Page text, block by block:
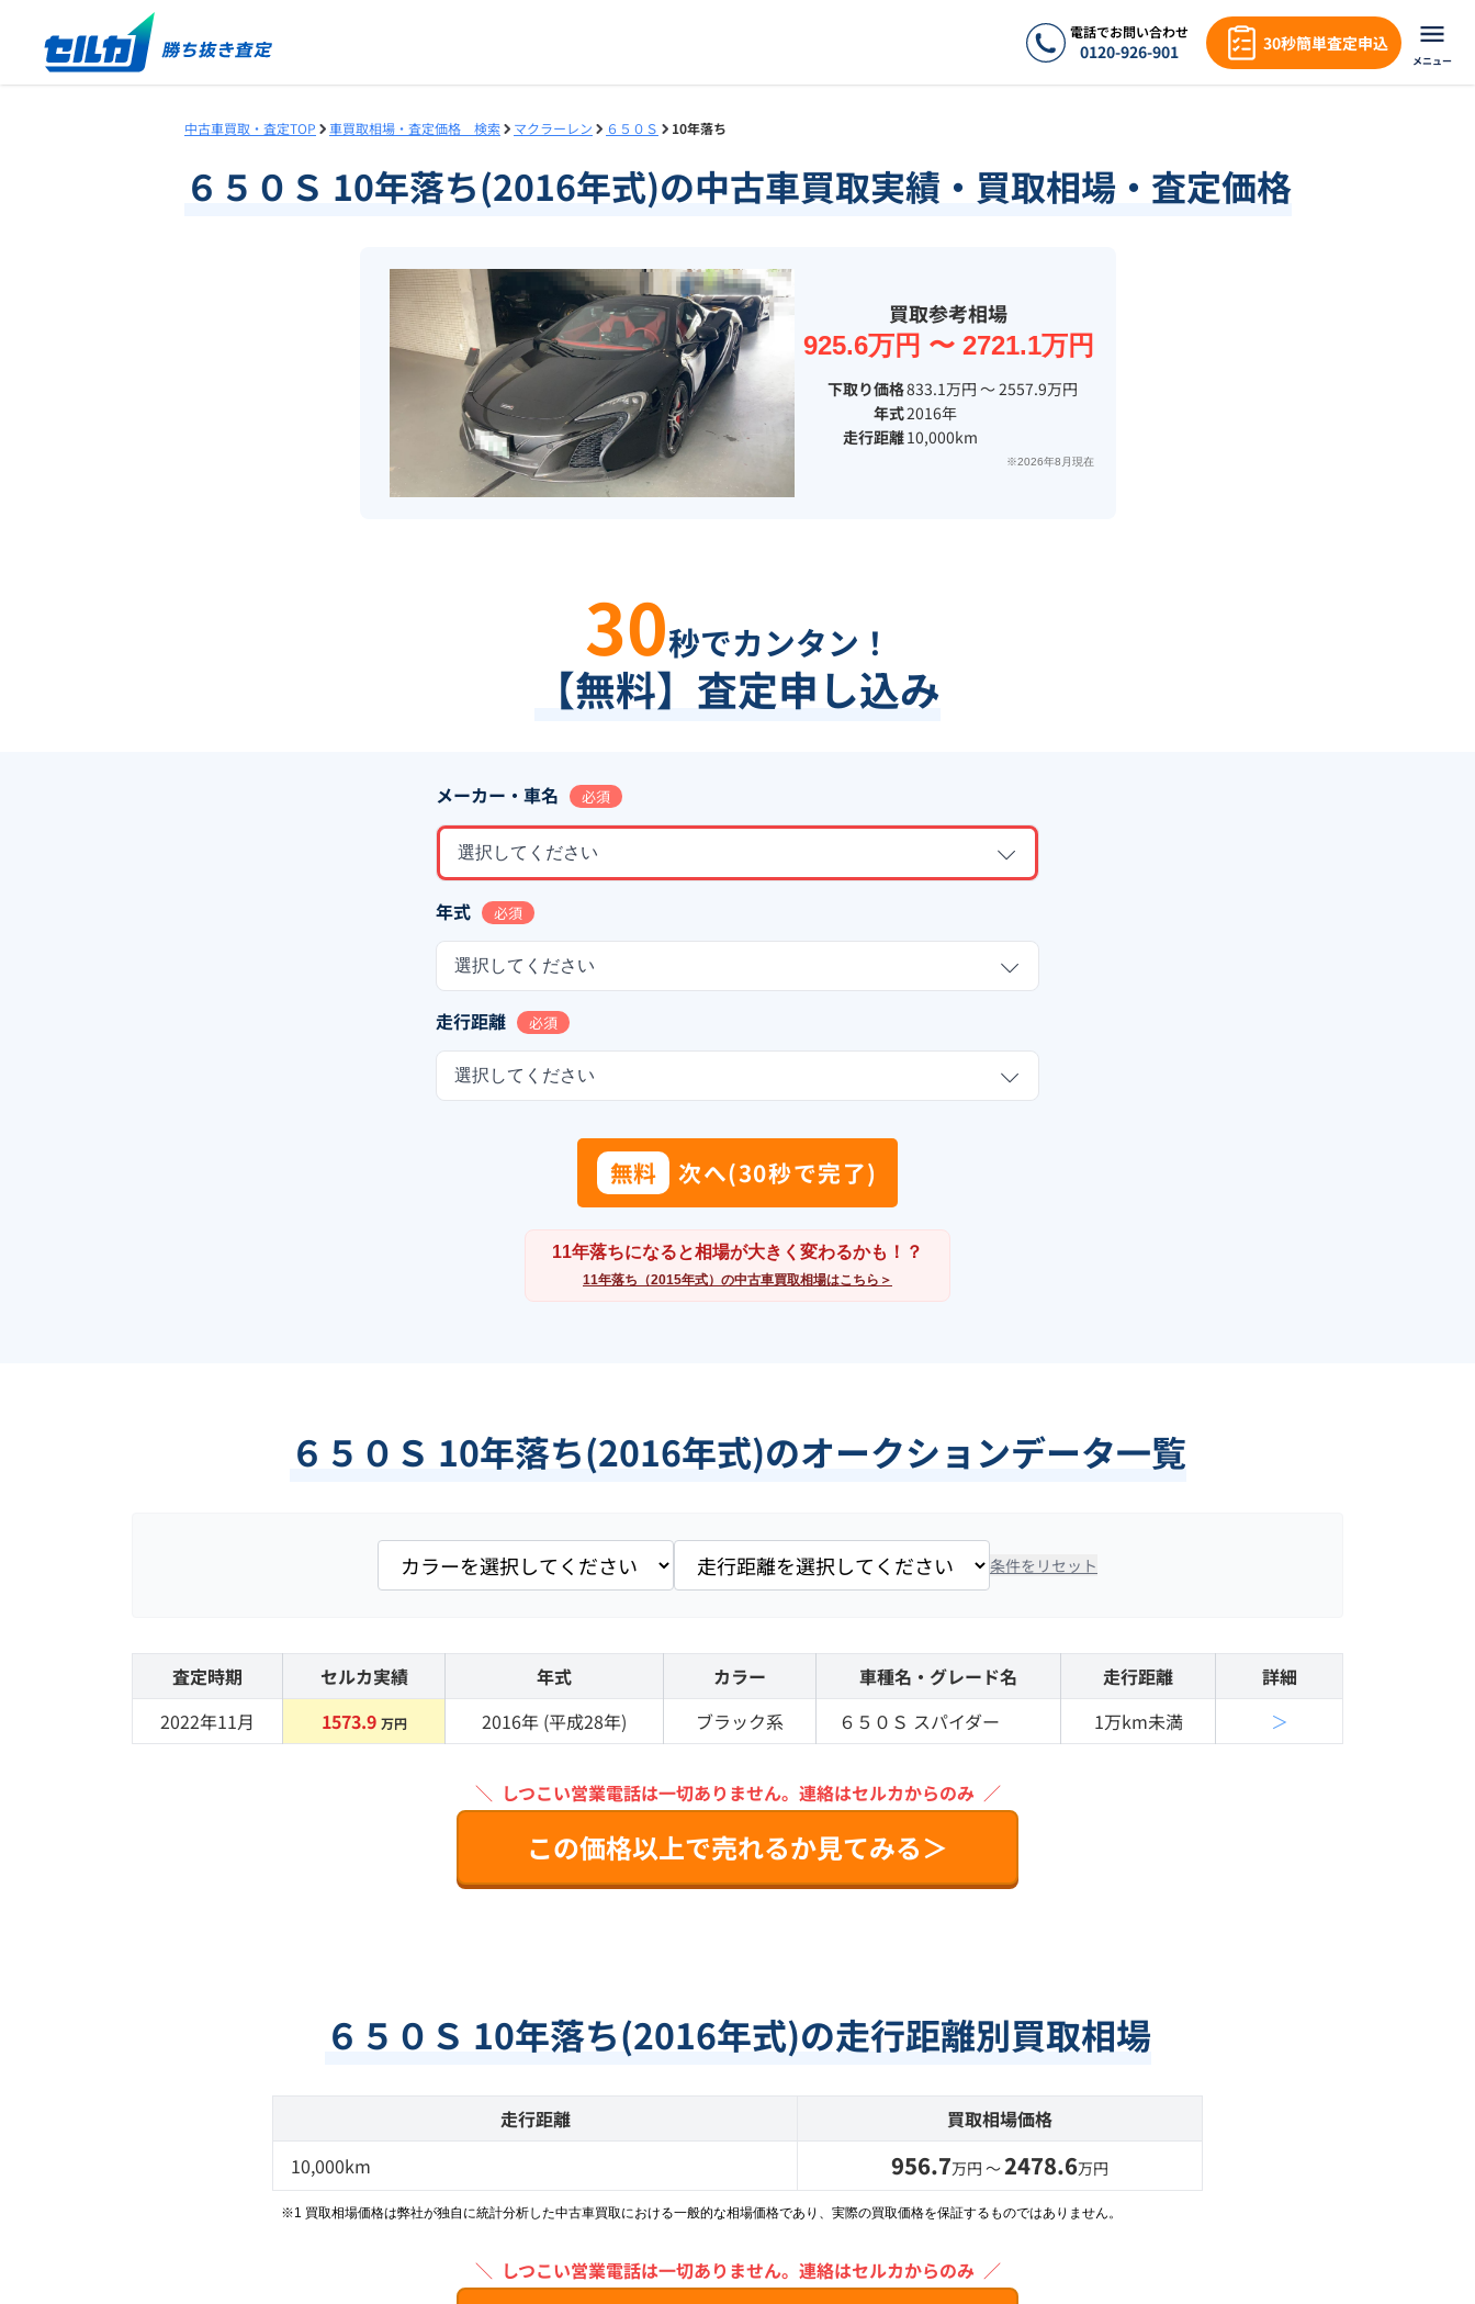
電話でお問い合わせ
0120-926-901 30秒簡単査定申込
メニュー
中古車買取・査定TOP 車買取相場・査定価格 検索 マクラーレン ６５０Ｓ 10年落ち
６５０Ｓ 10年落ち(2016年式)の中古車買取実績・買取相場・査定価格
買取参考相場
925.6万円 〜 2721.1万円
下取り価格833.1万円 〜 2557.9万円
年式2016年
走行距離10,000km
※2026年8月現在
30秒でカンタン！
【無料】査定申し込み
メーカー・車名 必須
選択してください
年式 必須
選択してください
走行距離 必須
選択してください
無料 次へ(30秒で完了)
11年落ちになると相場が大きく変わるかも！？
11年落ち（2015年式）の中古車買取相場はこちら＞
６５０Ｓ 10年落ち(2016年式)のオークションデータ一覧
条件をリセット
査定時期 セルカ実績 年式 カラー 車種名・グレード名 走行距離
詳細
2022年11月
1573.9 万円 2016年 (平成28年) ブラック系 ６５０Ｓ スパイダー 1万km未満 ＞
＼ しつこい営業電話は一切ありません。 連絡はセルカからのみ ／
この価格以上で売れるか見てみる＞
６５０Ｓ 10年落ち(2016年式)の走行距離別買取相場
走行距離
買取相場価格
10,000km
956.7万円 〜2478.6万円
※1 買取相場価格は弊社が独自に統計分析した中古車買取における一般的な相場価格であり、実際の買取価格を保証するものではありません。
＼ しつこい営業電話は一切ありません。 連絡はセルカからのみ ／